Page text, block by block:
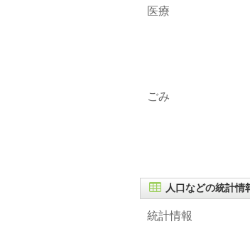
医療
ごみ
人口などの統計情
統計情報